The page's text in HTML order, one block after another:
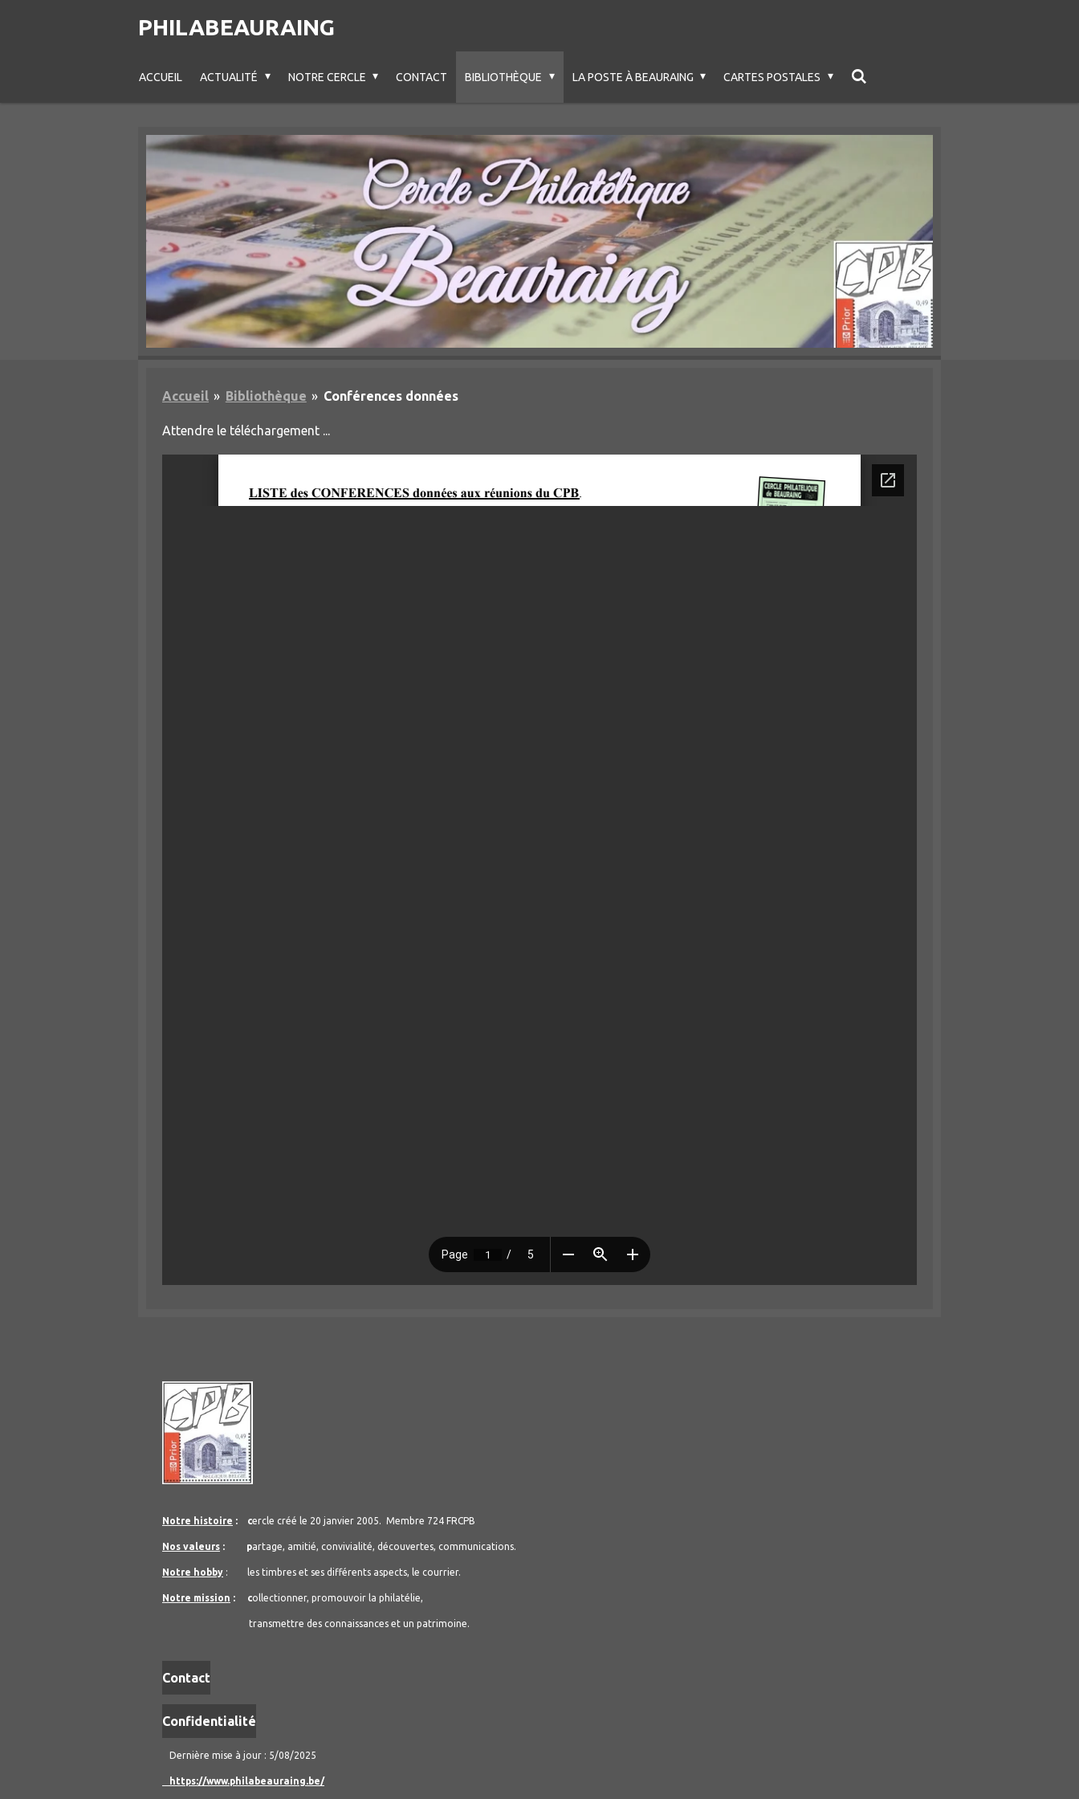
PHILABEAURAING
ACCUEIL ACTUALITÉ NOTRE CERCLE CONTACT BIBLIOTHÈQUE LA POSTE À BEAURAING CARTES POSTALES
Accueil » Bibliothèque » Conférences données
Attendre le téléchargement ...
Notre histoire : cercle créé le 20 janvier 2005. Membre 724 FRCPB
Nos valeurs : partage, amitié, convivialité, découvertes, communications.
Notre hobby : les timbres et ses différents aspects, le courrier.
Notre mission : collectionner, promouvoir la philatélie,
transmettre des connaissances et un patrimoine.
Contact
Confidentialité
Dernière mise à jour : 5/08/2025
https://www.philabeauraing.be/